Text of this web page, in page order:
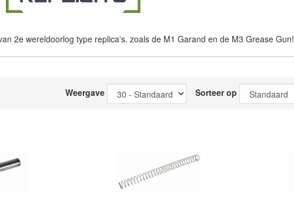
2e wereldoorlog type replica's. zoals de M1 Garand en de M3 Grease Gun!
Weergave Sorteer op